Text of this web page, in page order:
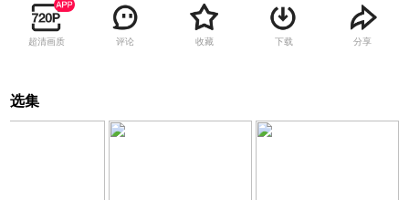
超清画质 评论 收藏 下载 分享
选集